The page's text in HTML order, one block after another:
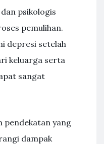
psikologis
pemulihan.
depresi setelah
keluarga serta
sangat
pendekatan yang
dampak